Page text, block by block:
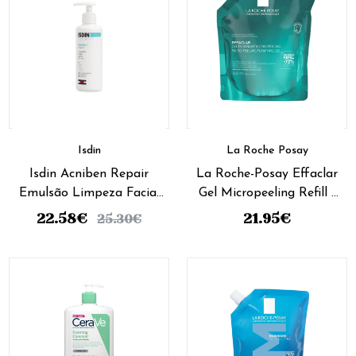
Isdin
Isdin Acniben Repair
Emulsão Limpeza Facial
180ml
22.58€ 25.30€
La Roche Posay
La Roche-Posay Effaclar
Gel Micropeeling Refill -
400ml (Preço Especial)
21.95€